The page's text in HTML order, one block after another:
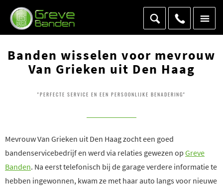
Banden wisselen voor mevrouw
Van Grieken uit Den Haag
"PERFECTE SERVICE EN EEN PERSOONLIJKE BENADERING"
Mevrouw Van Grieken uit Den Haag zocht een goed
bandenservicebedrijf en werd via relaties gewezen op Greve
Banden. Na eerst telefonisch bij de garage verdere informatie te
hebben ingewonnen, kwam ze met haar auto langs voor nieuwe